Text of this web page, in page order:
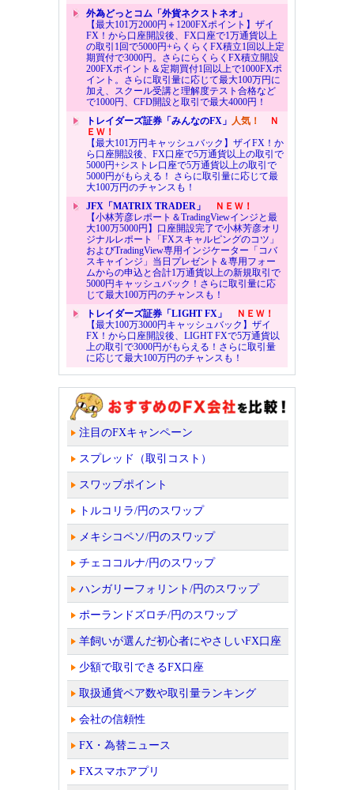
外為どっとコム「外貨ネクストネオ」
【最大101万2000円＋1200FXポイント】ザイ
FX！から口座開設後、FX口座で1万通貨以上
の取引1回で5000円+らくらくFX積立1回以上定
期買付で3000円。さらにらくらくFX積立開設
200FXポイント＆定期買付1回以上で1000FXポ
イント。さらに取引量に応じて最大100万円に
加え、スクール受講と理解度テスト合格など
で1000円、CFD開設と取引で最大4000円！
トレイダーズ証券「みんなのFX」 人気！
Ｎ
ＥＷ！
【最大101万円キャッシュバック】ザイFX！か
ら口座開設後、FX口座で5万通貨以上の取引で
5000円+シストレ口座で5万通貨以上の取引で
5000円がもらえる！ さらに取引量に応じて最
大100万円のチャンスも！
JFX「MATRIX TRADER」
ＮＥＷ！
【小林芳彦レポート＆TradingViewインジと最
大100万5000円】口座開設完了で小林芳彦オリ
ジナルレポート「FXスキャルピングのコツ」
およびTradingView専用インジケーター「コバ
スキャインジ」当日プレゼント＆専用フォー
ムからの申込と合計1万通貨以上の新規取引で
5000円キャッシュバック！さらに取引量に応
じて最大100万円のチャンスも！
トレイダーズ証券「LIGHT FX」
ＮＥＷ！
【最大100万3000円キャッシュバック】ザイ
FX！から口座開設後、LIGHT FXで5万通貨以
上の取引で3000円がもらえる！さらに取引量
に応じて最大100万円のチャンスも！
注目のFXキャンペーン
スプレッド（取引コスト）
スワップポイント
トルコリラ/円のスワップ
メキシコペソ/円のスワップ
チェココルナ/円のスワップ
ハンガリーフォリント/円のスワップ
ポーランドズロチ/円のスワップ
羊飼いが選んだ初心者にやさしいFX口座
少額で取引できるFX口座
取扱通貨ペア数や取引量ランキング
会社の信頼性
FX・為替ニュース
FXスマホアプリ